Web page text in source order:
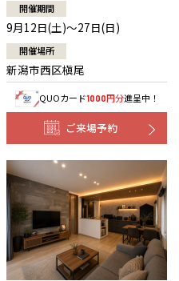
開催期間
9月12日(土)～27日(日)
開催場所
新潟市西区槇尾
QUOカード1000円分進呈中！
ご来場予約